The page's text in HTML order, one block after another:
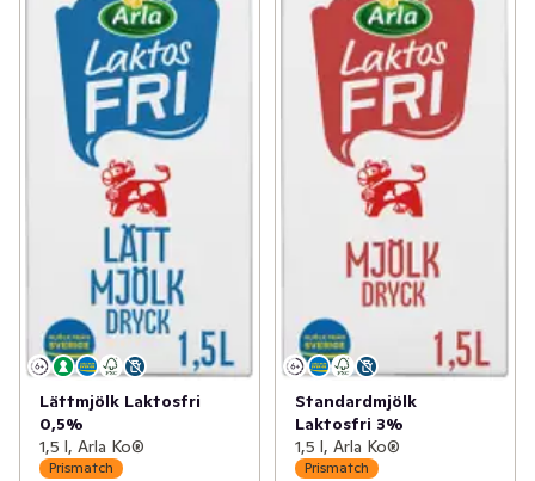
Lättmjölk Laktosfri
0,5%
1,5 l, Arla Ko®
Prismatch
Standardmjölk
Laktosfri 3%
1,5 l, Arla Ko®
Prismatch